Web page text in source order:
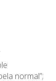
normal”;